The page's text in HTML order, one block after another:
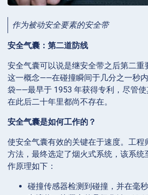
作为被动安全要素的安全带
安全气囊：第二道防线
安全气囊可以说是继安全带之后第二重
这一概念——在碰撞瞬间于几分之一秒
袋——最早于 1953 年获得专利，尽管
在此后二十年里都尚不存在。
安全气囊是如何工作的？
使安全气囊有效的关键在于速度。工程
方法，最终选定了烟火式系统，该系统
作原理如下：
碰撞传感器检测到碰撞，并在毫